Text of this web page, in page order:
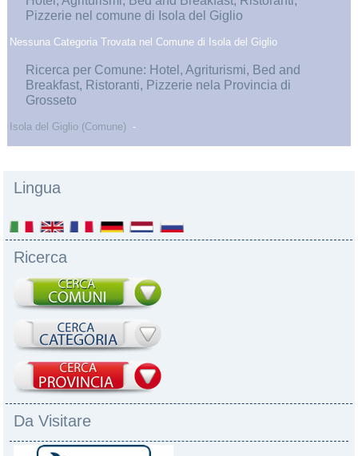
Pizzerie nel comune di Isola del Giglio
Nessuna Categoria Trovata nel Comune di Isola del Giglio
Ricerca per Comune: Hotel, Agriturismi, Bed and
Breakfast, Ristoranti, Pizzerie nela Provincia di
Grosseto
Isola del Giglio (Comune) -
Lingua
Ricerca
Da Visitare